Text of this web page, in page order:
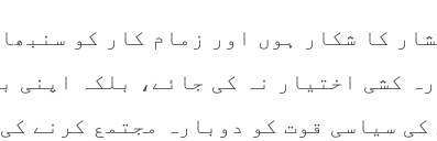
کا شکار ہوں اور زمام کار کو
کشی اختیار نہ کی جائے، بلکہ اپنی
سیاسی قوت کو دوبارہ مجتمع کرنے کی